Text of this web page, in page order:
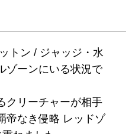
トン / ジャッジ・水
ゾーンにいる状況で
クリーチャーが相手
帝なき侵略 レッドゾ